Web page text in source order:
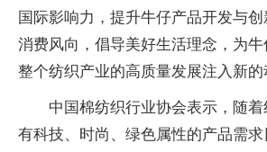
国际影响力，提升牛仔产品开发与
消费风向，倡导美好生活理念，为
整个纺织产业的高质量发展注入新的
中国棉纺织行业协会表示，随
有科技、时尚、绿色属性的产品需